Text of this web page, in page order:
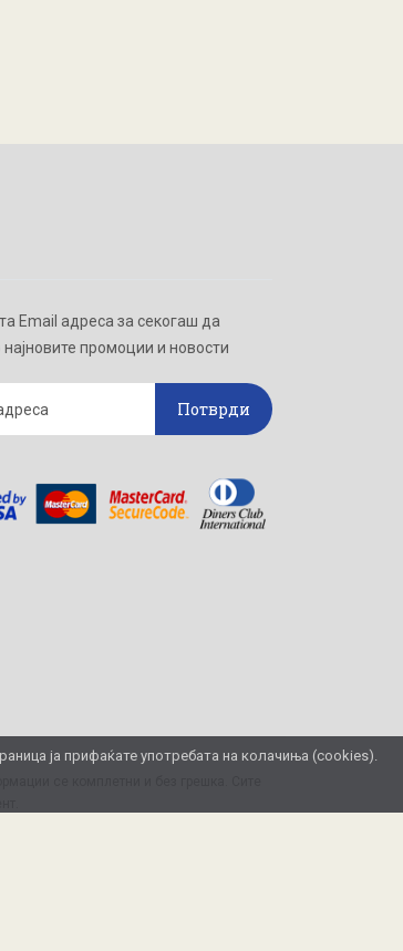
ја прифаќате употребата на колачиња (cookies).
Email адреса за секогаш да
најновите промоции и новости
Потврди
се комплетни и без грешка. Сите